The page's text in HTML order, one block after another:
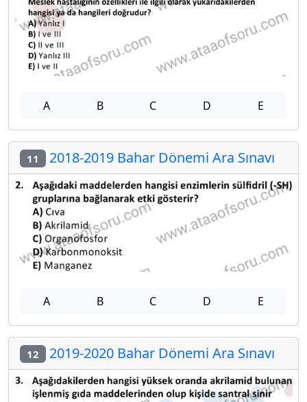
A B C D E
11 2018-2019 Bahar Dönemi Ara Sınavı
A B C D E
12 2019-2020 Bahar Dönemi Ara Sınavı